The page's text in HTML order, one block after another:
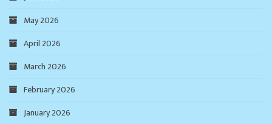
May 2026
April 2026
March 2026
February 2026
January 2026